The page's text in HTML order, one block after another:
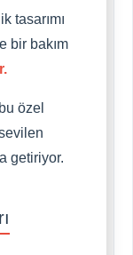
tasarımı
bir bakım
özel
getiriyor.